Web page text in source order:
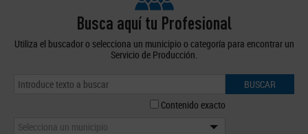
Busca aquí tu Profesional
Utiliza el buscador o selecciona un municipio o categoría para encontrar un
Servicio de Producción.
BUSCAR
Contenido exacto
Selecciona un municipio